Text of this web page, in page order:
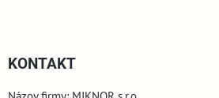
KONTAKT